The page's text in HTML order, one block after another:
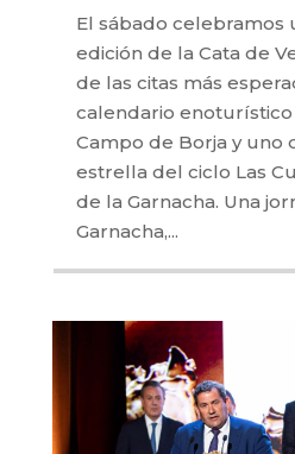
El sábado celebramos
edición de la Cata de
de las citas más
calendario enoturístico
Campo de Borja y uno
estrella del ciclo Las
de la Garnacha. Una
Garnacha,...